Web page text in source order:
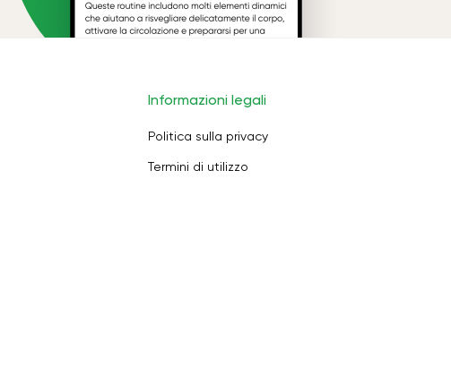
Informazioni legali
Politica sulla privacy
Termini di utilizzo